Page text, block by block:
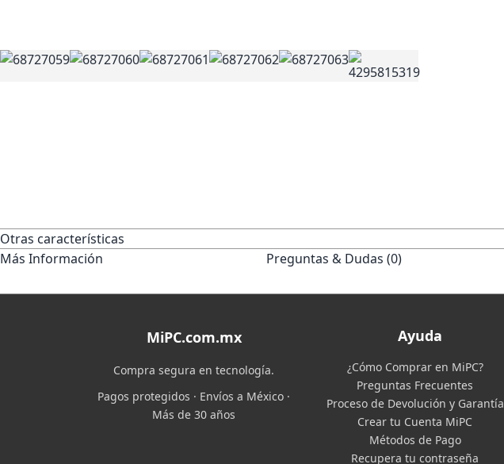
Otras características
Más Información
Preguntas & Dudas (0)
MiPC.com.mx
Compra segura en tecnología.
Pagos protegidos · Envíos a México ·
Más de 30 años
Ayuda
¿Cómo Comprar en MiPC?
Preguntas Frecuentes
Proceso de Devolución y Garantía
Crear tu Cuenta MiPC
Métodos de Pago
Recupera tu contraseña